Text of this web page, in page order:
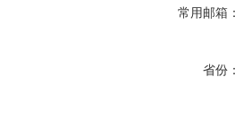
常用邮箱
省份